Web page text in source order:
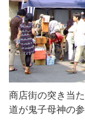
商店街の突き当
道が鬼子母神の参